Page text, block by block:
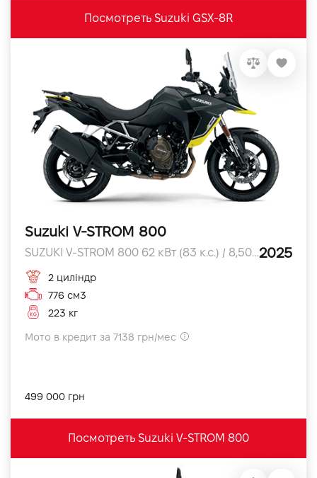
Посмотреть Suzuki GSX-8R
Suzuki V-STROM 800
SUZUKI V-STROM 800 62 кВт (83 к.с.) / 8,500 об/хв л.с.2025
2 циліндр
776 см3
223 кг
Мото в кредит за 7138 грн/мес
499 000 грн
Посмотреть Suzuki V-STROM 800